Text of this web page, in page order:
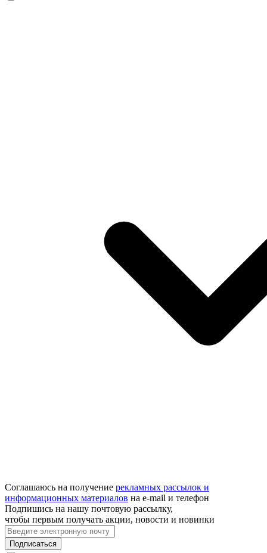
Соглашаюсь на получение рекламных рассылок и
информационных материалов на e‑mail и телефон
Подпишись на нашу почтовую рассылку,
чтобы первым получать акции, новости и новинки
Подписаться